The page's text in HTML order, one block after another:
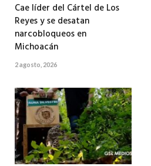
Cae líder del Cártel de Los
Reyes y se desatan
narcobloqueos en
Michoacán
2 agosto, 2026